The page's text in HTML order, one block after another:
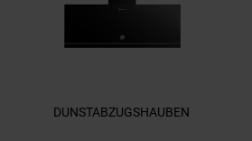
DUNSTABZUGSHAUBEN